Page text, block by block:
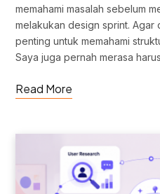
memahami masalah sebelum
melakukan design sprint. Agar
penting untuk memahami
Saya juga pernah merasa
Read More